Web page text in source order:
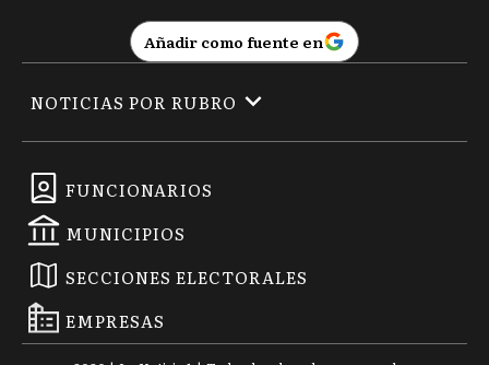
Añadir como fuente en
FUNCIONARIOS
MUNICIPIOS
SECCIONES ELECTORALES
EMPRESAS
NOTICIAS POR RUBRO